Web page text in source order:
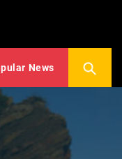
News